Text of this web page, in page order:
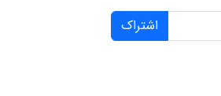
اشتراک